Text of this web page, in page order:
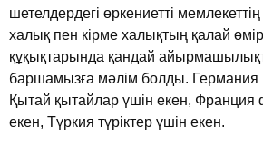
шетелдердегi өркениеттi
халық пен кiрме халықтың қалай
құқықтарында қандай
баршамызға мәлiм болды. Германия
Қытай қытайлар үшiн екен, Франция
екен, Түркия түрiктер үшiн екен.